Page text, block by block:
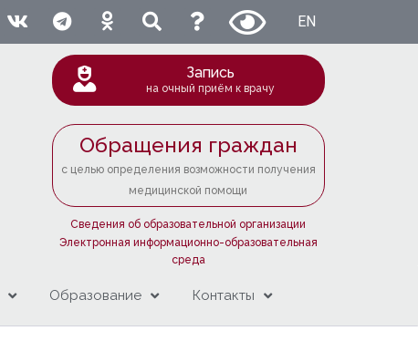
EN
Запись
на очный приём к врачу
Обращения граждан
с целью определения возможности получения
медицинской помощи
Сведения об образовательной организации
Электронная информационно-образовательная
среда
Образование Контакты